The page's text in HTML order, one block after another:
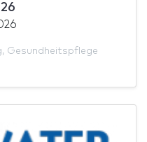
, Gesundheitspflege